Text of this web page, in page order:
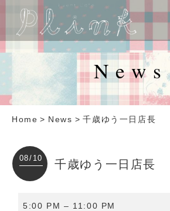
News
Home > News > 千歳ゆう一日店長
08/10 千歳ゆう一日店長
5:00 PM – 11:00 PM